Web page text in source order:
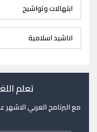
ابتهالات وتواشيح
اناشيد اسلامية
تعلم
مع البرنامج العربي الاشهر على